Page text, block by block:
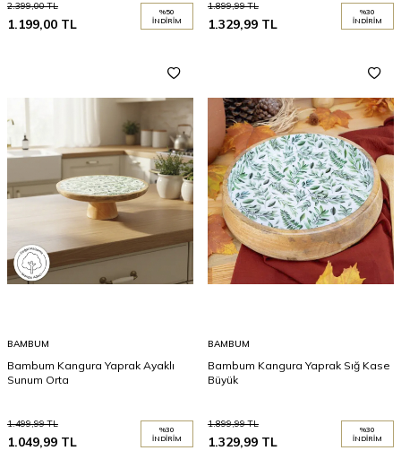
2.399,00TL
1.199,00 TL
%50
İNDIRIM
1.899,99TL
1.329,99 TL
%30
İNDIRIM
BAMBUM
Bambum Kangura Yaprak Ayaklı
Sunum Orta
1.499,99TL
1.049,99 TL
%30
İNDIRIM
BAMBUM
Bambum Kangura Yaprak Sığ Kase
Büyük
1.899,99TL
1.329,99 TL
%30
İNDIRIM